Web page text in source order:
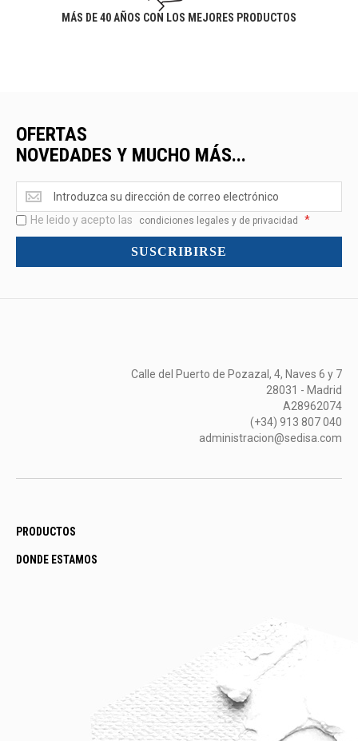
MÁS DE 40 AÑOS CON LOS MEJORES PRODUCTOS
OFERTAS
NOVEDADES Y MUCHO MÁS...
Ofertas
<br>Novedades
y
mucho
He leido y acepto las condiciones legales y de privacidad *
SUSCRIBIRSE
Calle del Puerto de Pozazal, 4, Naves 6 y 7
28031 - Madrid
A28962074
(+34) 913 807 040
administracion@sedisa.com
PRODUCTOS
DONDE ESTAMOS